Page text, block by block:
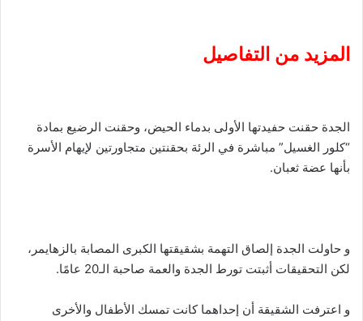
المزيد من التفاصيل
الجدة حقنت حفيدتها الأولى بدماء الحيض، وحقنت الرضيع بمادة
“كلور الغسيل” مباشرة في الرئة بحقنتين متجاورتين لإيهام الأسرة
بأنها عضة ثعبان.
و حاولت الجدة إلصاق التهمة بشقيقتها الكبرى المصابة بالزهايمر،
لكن التحقيقات أثبتت تورط الجدة والعمة صاحبة الـ20 عامًا.
و اعترفت الشقيقة أن إحداهما كانت تمسك الأطفال والأخرى